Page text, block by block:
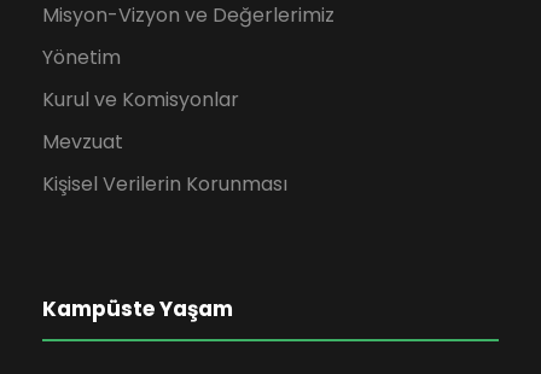
Misyon-Vizyon ve Değerlerimiz
Yönetim
Kurul ve Komisyonlar
Mevzuat
Kişisel Verilerin Korunması
Kampüste Yaşam